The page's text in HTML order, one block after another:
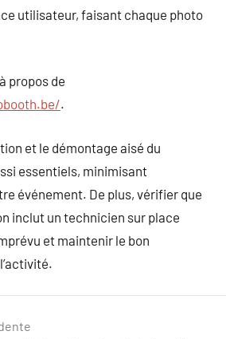
utilisateur, faisant chaque photo
propos de
.
et le démontage aisé du
essentiels, minimisant
événement. De plus, vérifier que
inclut un technicien sur place
et maintenir le bon